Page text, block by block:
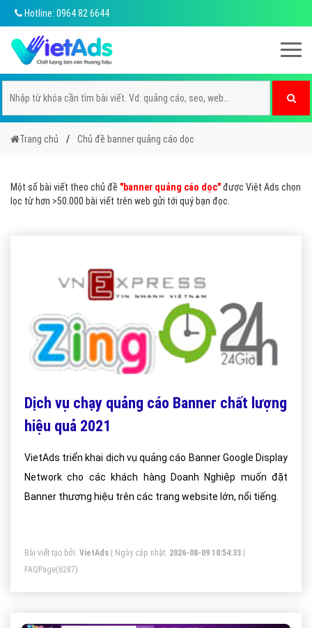
Hotline: 0964 82 6644
Trang chủ Chủ đề banner quảng cáo dọc
Một số bài viết theo chủ đề "banner quảng cáo dọc"được Việt Ads chọn
lọc từ hơn >50.000 bài viết trên web gửi tới quý bạn đọc.
Dịch vụ chạy quảng cáo Banner chất lượng
hiệu quả 2021
VietAds triển khai dịch vụ quảng cáo Banner Google Display
Network cho các khách hàng Doanh Nghiệp muốn đặt
Banner thương hiệu trên các trang website lớn, nổi tiếng.
Bài viết tạo bởi: VietAds | Ngày cập nhật: 2026-08-09 10:54:33
FAQPage(6287)